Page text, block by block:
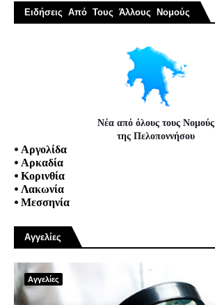
Ειδήσεις Από Τους Άλλους Νομούς
Νέα από όλους τους Νομούς
της Πελοποννήσου
• Αργολίδα
• Αρκαδία
• Κορινθία
• Λακωνία
• Μεσσηνία
Αγγελίες
Αγγελίες